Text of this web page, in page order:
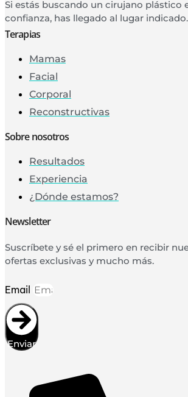
Si estás buscando un cirujano plástico
confianza, has llegado al lugar indicado.
Terapias
Mamas
Facial
Corporal
Reconstructivas
Sobre nosotros
Resultados
Experiencia
¿Dónde estamos?
Newsletter
Suscríbete y sé el primero en recibir
ofertas exclusivas y mucho más.
Email
Enviar